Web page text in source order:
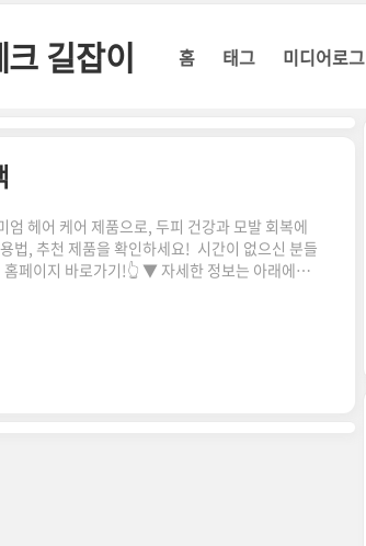
길잡이 홈 태그 미디어로그
헤어 케어 제품으로, 두피 건강과 모발 회복에
법, 추천 제품을 확인하세요! 시간이 없으신 분들
페이지 바로가기!👆 ▼ 자세한 정보는 아래에서
분 없이 자연에서 추출한 원료를 사용해 손상된
완료 – 민감한 두피도 안심 사용 가능✔ 모발
양 공급💡 카..